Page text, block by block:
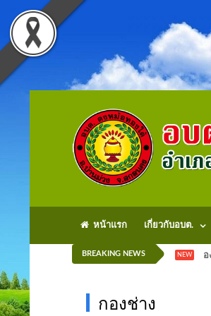
หน้าแรก เกี่ยวกับอบต.
BREAKING NEWS NEW อ
กองช่าง